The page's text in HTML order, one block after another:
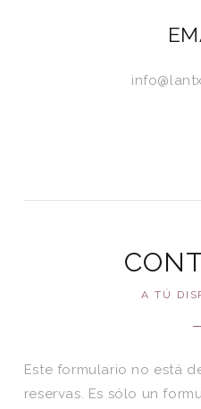
A TÚ
Este formulario no está
reservas. Es sólo un